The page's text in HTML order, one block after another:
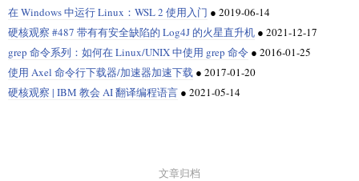
在 Windows 中运行 Linux：WSL 2 使用入门 ● 2019-06-14
硬核观察 #487 带有有安全缺陷的 Log4J 的火星直升机 ● 2021-12-17
grep 命令系列：如何在 Linux/UNIX 中使用 grep 命令 ● 2016-01-25
使用 Axel 命令行下载器/加速器加速下载 ● 2017-01-20
硬核观察 | IBM 教会 AI 翻译编程语言 ● 2021-05-14
文章归档